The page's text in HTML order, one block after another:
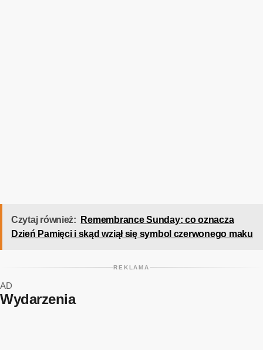
Czytaj również:
Remembrance Sunday: co oznacza
Dzień Pamięci i skąd wziął się symbol czerwonego maku
REKLAMA
AD
Wydarzenia